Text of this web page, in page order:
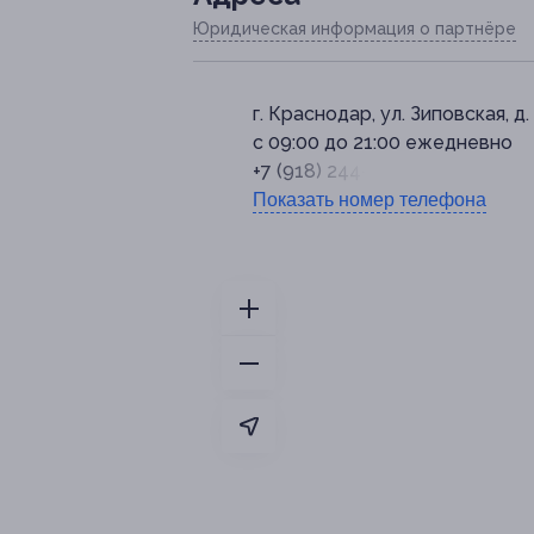
Юридическая информация о партнёре
г. Краснодар, ул. Зиповская, д.
с 09:00 до 21:00 ежедневно
+7 (918) 244-94-69
Показать номер телефона